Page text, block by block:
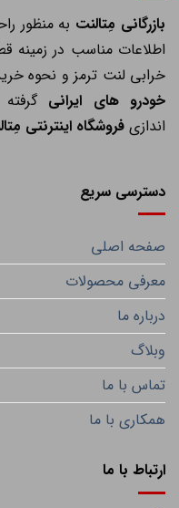
بازرگانی مِتالنتبه منظور
اطلاعات مناسب در زمینه
خرابی لنت ترمز و نحوه
خودرو های ایرانیگرفته
اندازیفروشگاه اینترنتی
دسترسی سریع
صفحه اصلی
معرفی محصولات
درباره ما
وبلاگ
تماس با ما
همکاری با ما
ارتباط با ما